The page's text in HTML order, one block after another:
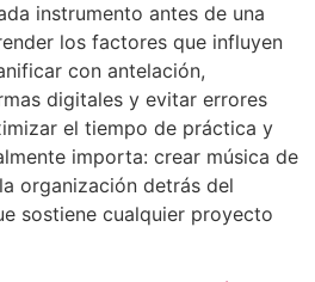
instrumento antes de una
los factores que influyen
con antelación,
digitales y evitar errores
el tiempo de práctica y
importa: crear música de
organización detrás del
sostiene cualquier proyecto